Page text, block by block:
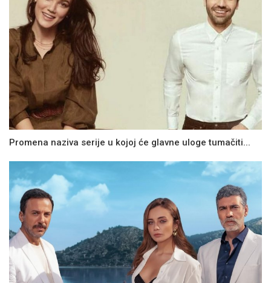
Promena naziva serije u kojoj će glavne uloge tumačiti...